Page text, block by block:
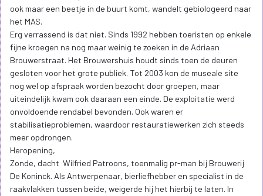
ook maar een beetje in de buurt komt, wandelt gebiologeerd naar
het MAS.
Erg verrassend is dat niet. Sinds 1992 hebben toeristen op enkele
fijne kroegen na nog maar weinig te zoeken in de Adriaan
Brouwerstraat. Het Brouwershuis houdt sinds toen de deuren
gesloten voor het grote publiek. Tot 2003 kon de museale site
nog wel op afspraak worden bezocht door groepen, maar
uiteindelijk kwam ook daaraan een einde. De exploitatie werd
onvoldoende rendabel bevonden. Ook waren er
stabilisatieproblemen, waardoor restauratiewerken zich steeds
meer opdrongen.
Heropening,
Zonde, dacht Wilfried Patroons, toenmalig pr-man bij Brouwerij
De Koninck. Als Antwerpenaar, bierliefhebber en specialist in de
raakvlakken tussen beide, weigerde hij het hierbij te laten. In